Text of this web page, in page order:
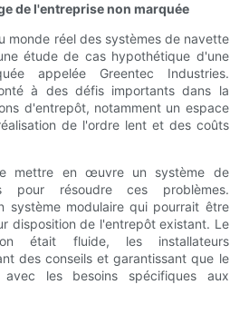
de l'entreprise non marquée
monde réel des systèmes de navette
étude de cas hypothétique d'une
appelée Greentec Industries.
à des défis importants dans la
d'entrepôt, notamment un espace
de l'ordre lent et des coûts
mettre en œuvre un système de
pour résoudre ces problèmes.
système modulaire qui pourrait être
disposition de l'entrepôt existant. Le
était fluide, les installateurs
des conseils et garantissant que le
les besoins spécifiques aux